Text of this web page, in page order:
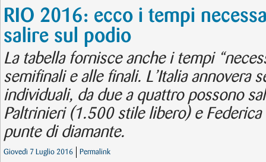
RIO 2016: ecco i tempi
salire sul podio
La tabella fornisce anche i tempi
semifinali e alle finali. L’Italia annovera
individuali, da due a quattro possono
Paltrinieri (1.500 stile libero) e
punte di diamante.
Giovedì 7 Luglio 2016 Permalink